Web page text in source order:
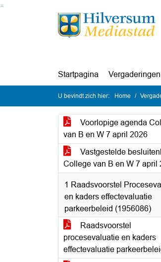
Ga naar de inhoud van deze pagina
Ga naar het zoeken
Ga naar het menu
Startpagina Vergaderingen
U bevindt zich hier: Home
Voorlopige agenda
van B en W 7 april 2026
Vastgestelde
College van B en W 7 april
1 Raadsvoorstel
en kaders effectevaluatie
parkeerbeleid (1956086)
Raadsvoorstel
procesevaluatie en kaders
effectevaluatie